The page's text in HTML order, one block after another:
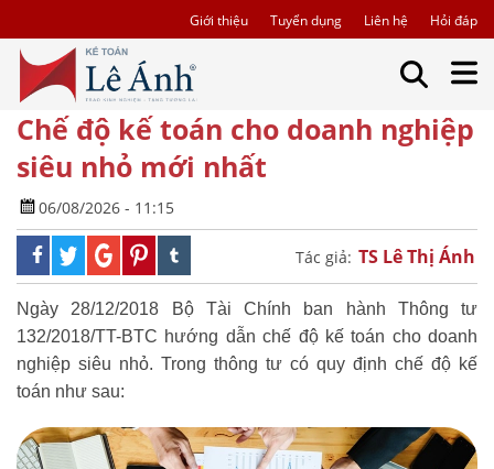
Giới thiệu Tuyển dụng Liên hệ Hỏi đáp
Chế độ kế toán cho doanh nghiệp
siêu nhỏ mới nhất
06/08/2026 - 11:15
Tác giả: TS Lê Thị Ánh
Ngày 28/12/2018 Bộ Tài Chính ban hành Thông tư
132/2018/TT-BTC hướng dẫn chế độ kế toán cho doanh
nghiệp siêu nhỏ. Trong thông tư có quy định chế độ kế
toán như sau: